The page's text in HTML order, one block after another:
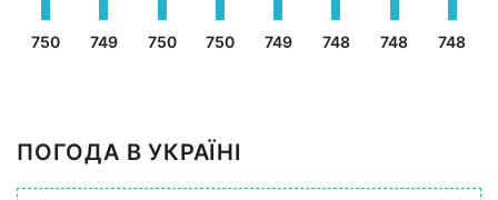
750 749 750 750 749 748 748 748
ПОГОДА В УКРАЇНІ